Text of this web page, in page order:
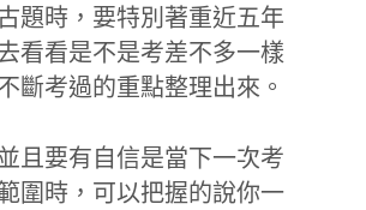
題時，要特別著重近五年
看看是不是考差不多一樣
斷考過的重點整理出來。
且要有自信是當下一次考
圍時，可以把握的說你一